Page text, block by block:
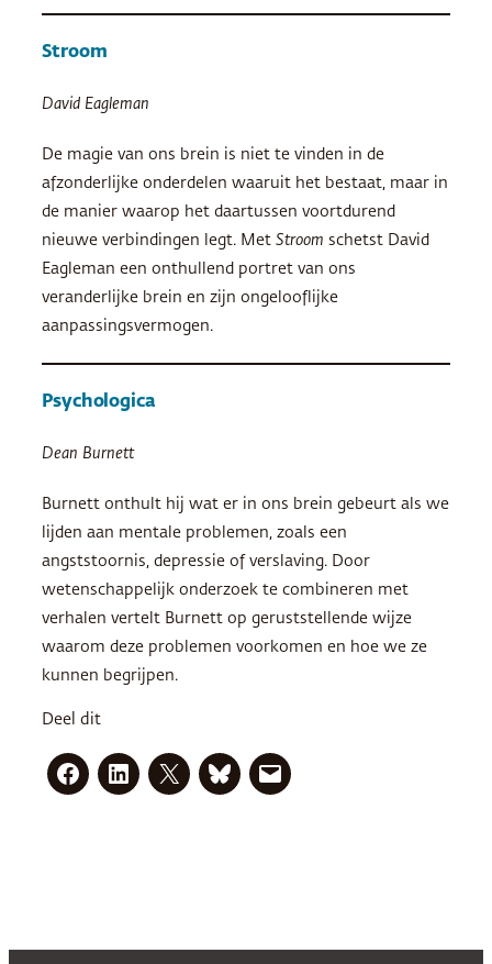
Stroom
David Eagleman
De magie van ons brein is niet te vinden in de
afzonderlijke onderdelen waaruit het bestaat, maar in
de manier waarop het daartussen voortdurend
nieuwe verbindingen legt. Met Stroom schetst David
Eagleman een onthullend portret van ons
veranderlijke brein en zijn ongelooflijke
aanpassingsvermogen.
Psychologica
Dean Burnett
Burnett onthult hij wat er in ons brein gebeurt als we
lijden aan mentale problemen, zoals een
angststoornis, depressie of verslaving. Door
wetenschappelijk onderzoek te combineren met
verhalen vertelt Burnett op geruststellende wijze
waarom deze problemen voorkomen en hoe we ze
kunnen begrijpen.
Deel dit